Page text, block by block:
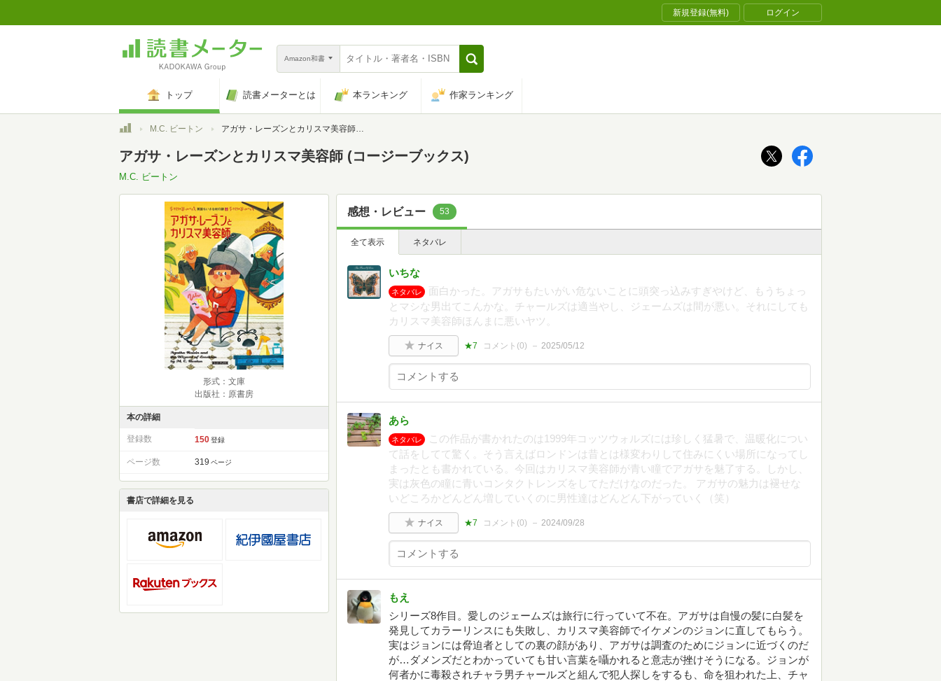
新規登録(無料) ログイン
Amazon和書
トップ 読書メーターとは 本ランキング 作家ランキング
トップM.C. ビートン アガサ・レーズンとカリスマ美容師 (コージーブックス)
アガサ・レーズンとカリスマ美容師 (コージーブックス)
M.C. ビートン
形式：文庫
出版社：原書房
本の詳細
登録数 150 登録
ページ数 319 ページ
書店で詳細を見る
感想・レビュー 53
全て表示 ネタバレ
いちな
ネタバレ
面白かった。アガサもたいがい危ないことに頭突っ込みすぎやけど、もうちょっ
とマシな男出てこんかな。チャールズは適当やし、ジェームズは間が悪い。それにしても
カリスマ美容師ほんまに悪いヤツ。
ナイス ★7 コメント(0) 2025/05/12
あら
ネタバレ
この作品が書かれたのは1999年コッツウォルズには珍しく猛暑で、温暖化につい
て話をしてて驚く。そう言えばロンドンは昔とは様変わりして住みにくい場所になってし
まったとも書かれている。今回はカリスマ美容師が青い瞳でアガサを魅了する。しかし、
実は灰色の瞳に青いコンタクトレンズをしてただけなのだった。 アガサの魅力は褪せな
いどころかどんどん増していくのに男性達はどんどん下がっていく（笑）
ナイス ★7 コメント(0) 2024/09/28
もえ
シリーズ8作目。愛しのジェームズは旅行に行っていて不在。アガサは自慢の髪に白髪を
発見してカラーリンスにも失敗し、カリスマ美容師でイケメンのジョンに直してもらう。
実はジョンには脅迫者としての裏の顔があり、アガサは調査のためにジョンに近づくのだ
が…ダメンズだとわかっていても甘い言葉を囁かれると意志が挫けそうになる。ジョンが
何者かに毒殺されチャラ男チャールズと組んで犯人探しをするも、命を狙われた上、チャ